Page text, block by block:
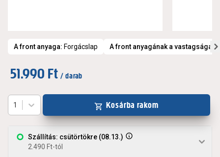
A front anyaga: Forgácslap A front anyagának a vastagsága
51.990 Ft / darab
Szállítás: csütörtökre (08.13.)
2.490 Ft-tól
1 Kosárba rakom